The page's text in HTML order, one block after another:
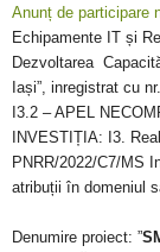
Anunț de participare
Echipamente IT și
Dezvoltarea
Iași”, inregistrat cu
I3.2 – APEL
INVESTIȚIA: I3.
PNRR/2022/C7/MS
atribuții în domeniul
Denumire proiect: ”